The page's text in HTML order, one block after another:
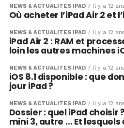
NEWS & ACTUALITÉS IPAD Il y a 12 ans
Où acheter l’iPad Air 2 et
NEWS & ACTUALITÉS IPAD Il y a 12 ans
iPad Air 2 : RAM et
loin les autres machines
NEWS & ACTUALITÉS IPAD Il y a 12 ans
iOS 8.1 disponible : que
jour iPad ?
NEWS & ACTUALITÉS IPAD Il y a 12 ans
Dossier : quel iPad choisir
mini 3, autre … Et lesquels